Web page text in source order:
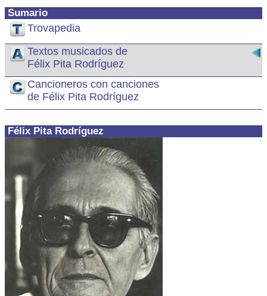
Sumario
Trovapedia
Textos musicados de
Félix Pita Rodríguez
Cancioneros con canciones
de Félix Pita Rodríguez
Félix Pita Rodríguez